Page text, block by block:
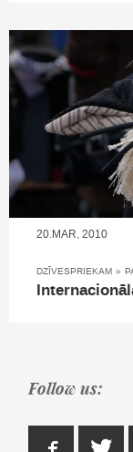
20.MAR, 2010
DZĪVESPRIEKAM »
Follow us: